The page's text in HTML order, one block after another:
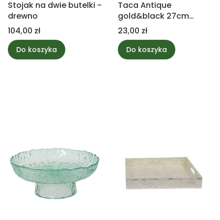
Stojak na dwie butelki -
drewno
Cena
104,00 zł
Do koszyka
Taca Antique
gold&black 27cm
materiał?
Cena
23,00 zł
Do koszyka